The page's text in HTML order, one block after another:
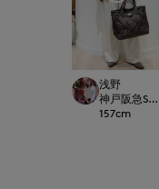
浅野
神戸阪急
157cm